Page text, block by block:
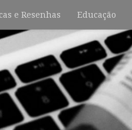
e Resenhas Educação